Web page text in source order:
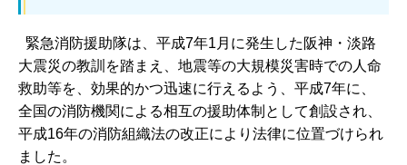
緊急消防援助隊は、平成7年1月に発生した阪神・淡路
大震災の教訓を踏まえ、地震等の大規模災害時での人命
救助等を、効果的かつ迅速に行えるよう、平成7年に、
全国の消防機関による相互の援助体制として創設され、
平成16年の消防組織法の改正により法律に位置づけられ
ました。